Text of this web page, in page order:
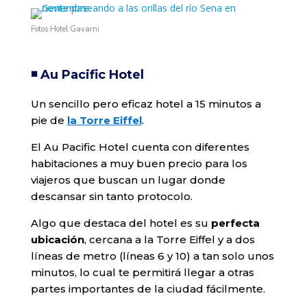
Fotos Hotel Gavarni
◾️ Au Pacific Hotel
Un sencillo pero eficaz hotel a 15 minutos a
pie de la Torre Eiffel.
El Au Pacific Hotel cuenta con diferentes
habitaciones a muy buen precio para los
viajeros que buscan un lugar donde
descansar sin tanto protocolo.
Algo que destaca del hotel es su perfecta
ubicación, cercana a la Torre Eiffel y a dos
líneas de metro (líneas 6 y 10) a tan solo unos
minutos, lo cual te permitirá llegar a otras
partes importantes de la ciudad fácilmente.